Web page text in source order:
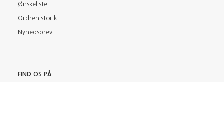
Ønskeliste
Ordrehistorik
Nyhedsbrev
FIND OS PÅ